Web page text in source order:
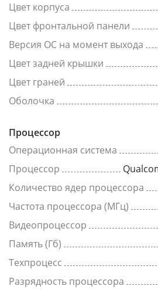
Цвет корпуса
Цвет фронтальной панели
Версия ОС на момент выхода
Цвет задней крышки
Цвет граней
Оболочка
Процессор
Операционная система
Процессор
Количество ядер процессора
Частота процессора (МГц)
Видеопроцессор
Память (Гб)
Техпроцесс
Разрядность процессора